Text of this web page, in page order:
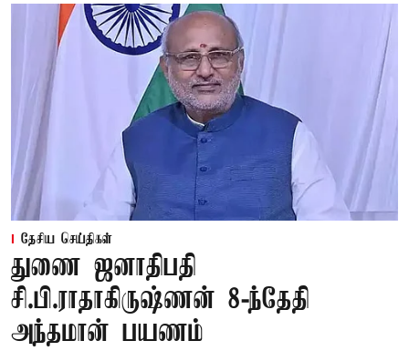
தேசிய செய்திகள்
துணை ஜனாதிபதி
சி.பி.ராதாகிருஷ்ணன் 8-ந்தேதி
அந்தமான் பயணம்